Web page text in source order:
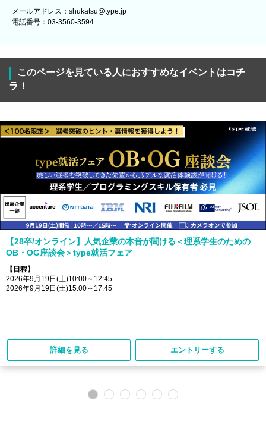
メールアドレス：shukatsu@type.jp
電話番号：03-3560-3594
このページを見ている人におすすめなイベントはコチ
ラ！
【28卒/オンライン】人気企業の本音が聞ける＜理系学生のための
OB・OG座談会＞type就活フェア
【日程】
2026年9月19日(土)10:00～12:45
2026年9月19日(土)15:00～17:45
詳細を見る エントリーする